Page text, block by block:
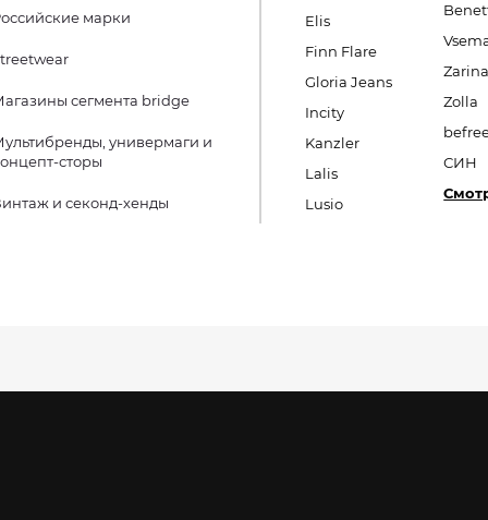
марки
сегмента bridge
универмаги и
сторы
и секонд-хенды
Elis
Finn Flare
Gloria Jeans
Incity
Kanzler
Lalis
Lusio
Zarina
Zolla
СИН